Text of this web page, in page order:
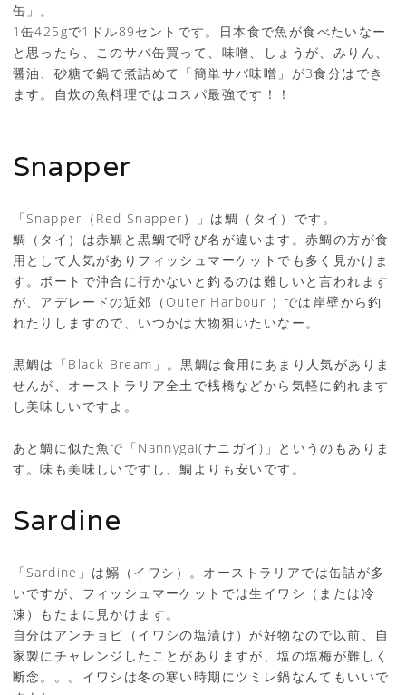
缶」。
1缶425gで1ドル89セントです。日本食で魚が食べたいなー
と思ったら、このサバ缶買って、味噌、しょうが、みりん、
醤油、砂糖で鍋で煮詰めて「簡単サバ味噌」が3食分はでき
ます。自炊の魚料理ではコスパ最強です！！
Snapper
「Snapper（Red Snapper）」は鯛（タイ）です。
鯛（タイ）は赤鯛と黒鯛で呼び名が違います。赤鯛の方が食
用として人気がありフィッシュマーケットでも多く見かけま
す。ボートで沖合に行かないと釣るのは難しいと言われます
が、アデレードの近郊（Outer Harbour ）では岸壁から釣
れたりしますので、いつかは大物狙いたいなー。
黒鯛は「Black Bream」。黒鯛は食用にあまり人気がありま
せんが、オーストラリア全土で桟橋などから気軽に釣れます
し美味しいですよ。
あと鯛に似た魚で「Nannygai(ナニガイ)」というのもありま
す。味も美味しいですし、鯛よりも安いです。
Sardine
「Sardine」は鰯（イワシ）。オーストラリアでは缶詰が多
いですが、フィッシュマーケットでは生イワシ（または冷
凍）もたまに見かけます。
自分はアンチョビ（イワシの塩漬け）が好物なので以前、自
家製にチャレンジしたことがありますが、塩の塩梅が難しく
断念。。。イワシは冬の寒い時期にツミレ鍋なんてもいいで